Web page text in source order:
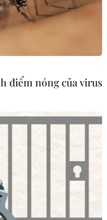
người
6.000
NAM
TÁM, KHÚC THANH
điểm nóng của virus